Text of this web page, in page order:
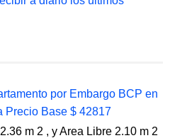
por Embargo BCP en
Precio Base $ 42817
m 2 , y Area Libre 2.10 m 2